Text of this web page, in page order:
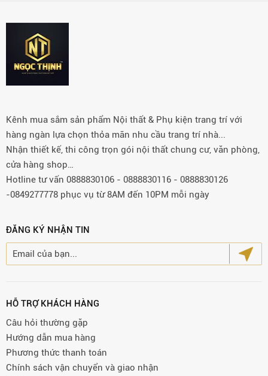
Kênh mua sắm sản phẩm Nội thất & Phụ kiện trang trí với
hàng ngàn lựa chọn thỏa mãn nhu cầu trang trí nhà...
Nhận thiết kế, thi công trọn gói nội thất chung cư, văn phòng,
cửa hàng shop…
Hotline tư vấn 0888830106 - 0888830116 - 0888830126
-0849277778 phục vụ từ 8AM đến 10PM mỗi ngày
ĐĂNG KÝ NHẬN TIN
HỖ TRỢ KHÁCH HÀNG
Câu hỏi thường gặp
Hướng dẫn mua hàng
Phương thức thanh toán
Chính sách vận chuyển và giao nhận